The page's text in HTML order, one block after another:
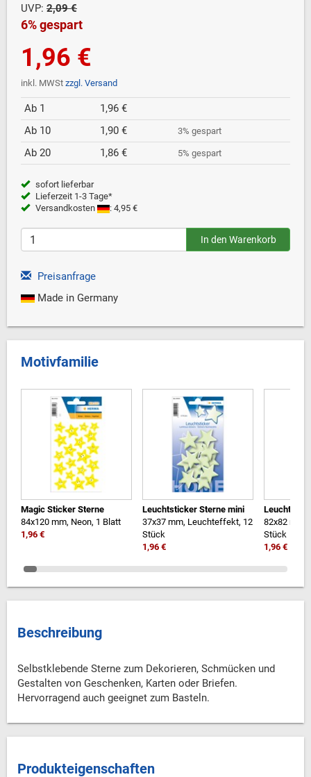
UVP: 2,09 €
6% gespart
1,96 €
inkl. MWSt zzgl. Versand
Ab 1
1,96 €
Ab 10
1,90 € 3% gespart
Ab 20 1,86 € 5% gespart
sofort lieferbar
Lieferzeit 1-3 Tage*
Versandkosten
: 4,95 €
Preisanfrage
Made in Germany
Motivfamilie
Magic Sticker Sterne
84x120 mm, Neon, 1 Blatt
1,96 €
Leuchtsticker Sterne mini
37x37 mm, Leuchteffekt, 12
Stück
1,96 €
82x82 mm,
Stück
1,96 €
Beschreibung
Selbstklebende Sterne zum Dekorieren, Schmücken und
Gestalten von Geschenken, Karten oder Briefen.
Hervorragend auch geeignet zum Basteln.
Produkteigenschaften